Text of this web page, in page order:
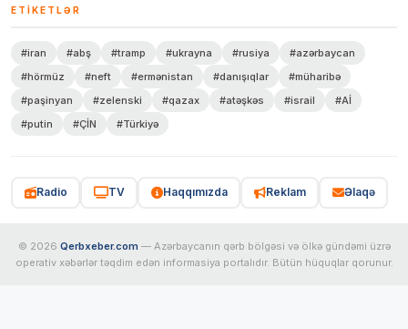
ETIKETLƏR
#iran #abş #tramp #ukrayna #rusiya
#azərbaycan
#hörmüz
#neft #ermənistan #danışıqlar
#müharibə
#paşinyan
#zelenski #qazax #atəşkəs #israil
#Aİ
#putin
#ÇİN #Türkiyə
Radio TV Haqqımızda Reklam Əlaqə
© 2026 Qerbxeber.com — Azərbaycanın qərb bölgəsi və ölkə gündəmi üzrə
operativ xəbərlər təqdim edən informasiya portalıdır. Bütün hüquqlar qorunur.